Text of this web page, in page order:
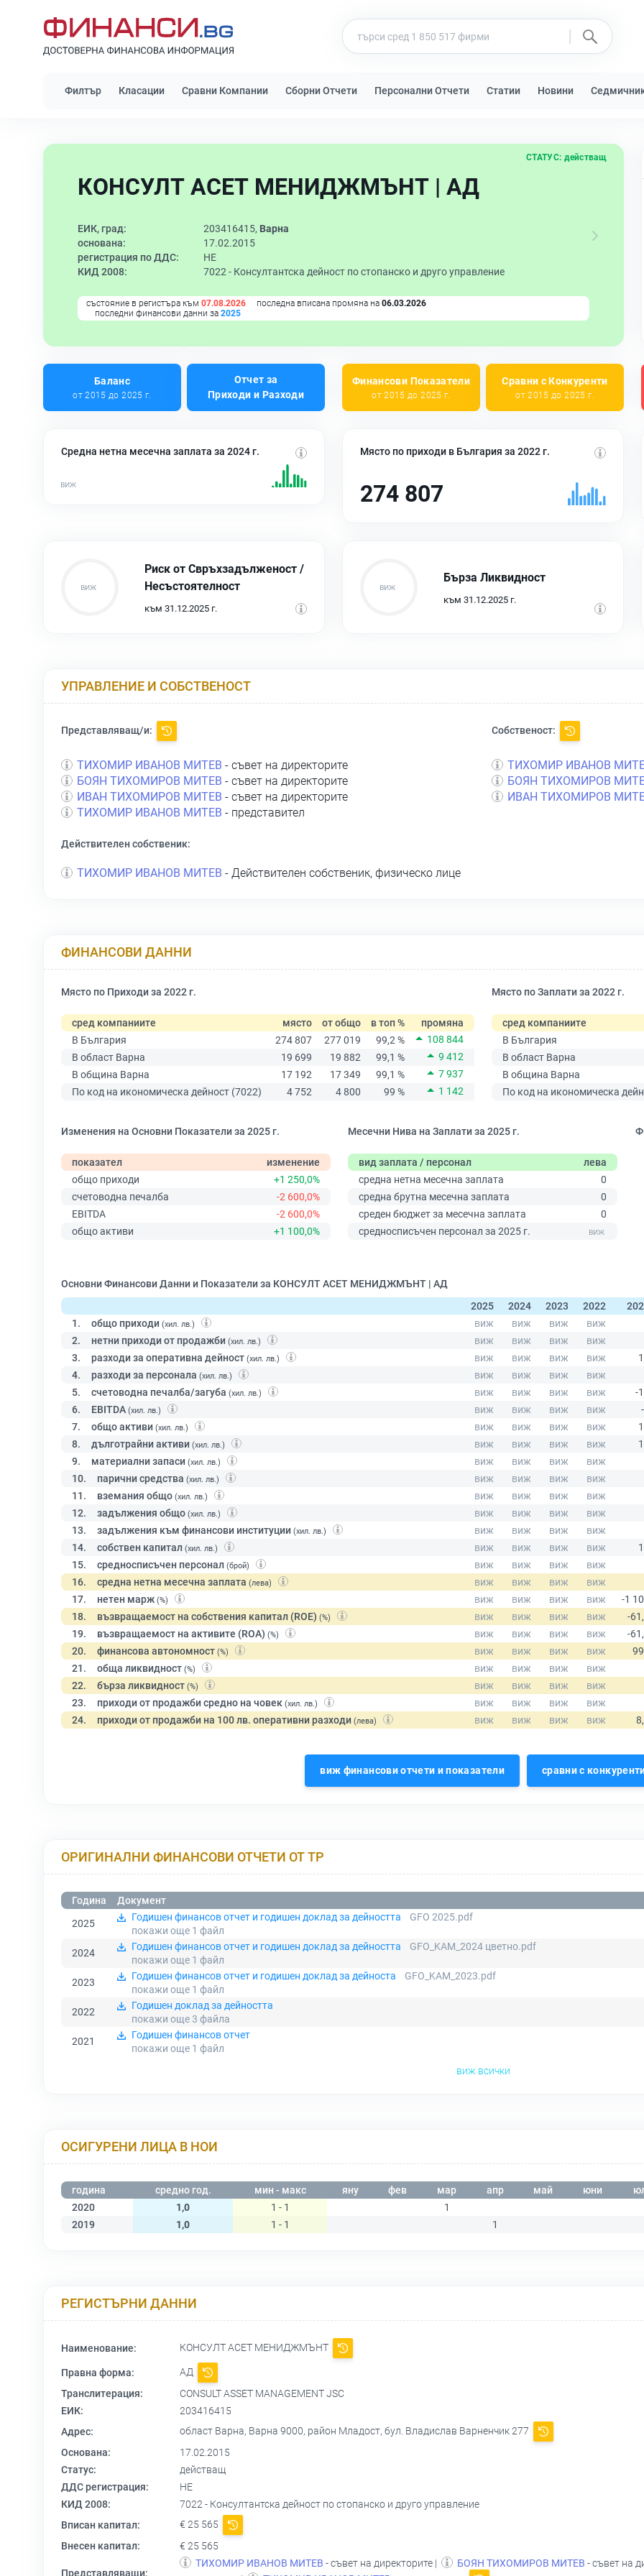
Филтър Класации Сравни Компании Сборни Отчети Персонални Отчети Статии Новини
КОНСУЛТ АСЕТ МЕНИДЖМЪНТ | АД
СТАТУС: действащ
ЕИК, град: 203416415, Варна
основана:
17.02.2015
регистрация по ДДС:
НЕ
КИД 2008:
7022 - Консултантска дейност по стопанско и друго управление
състояние в регистъра към 07.08.2026 последна вписана промяна на 06.03.2026
последни финансови данни за 2025
Баланс
от 2015 до 2025 г.
Отчет за
Приходи и Разходи
Финансови Показатели
от 2015 до 2025 г.
Сравни с Конкуренти
от 2015 до 2025 г.
Средна нетна месечна заплата за 2024 г. Място по приходи в България за 2022 г.
274 807
Риск от Свръхзадълженост /
Несъстоятелност
към 31.12.2025 г.
Бърза Ликвидност
към 31.12.2025 г.
УПРАВЛЕНИЕ И СОБСТВЕНОСТ
Представляващ/и:
ТИХОМИР ИВАНОВ МИТЕВ - съвет на директорите
БОЯН ТИХОМИРОВ МИТЕВ - съвет на директорите
ИВАН ТИХОМИРОВ МИТЕВ - съвет на директорите
ТИХОМИР ИВАНОВ МИТЕВ - представител
Собственост:
ТИХОМИР ИВАНОВ
БОЯН ТИХОМИРОВ
ИВАН ТИХОМИРОВ
Действителен собственик:
ТИХОМИР ИВАНОВ МИТЕВ - Действителен собственик, физическо лице
ФИНАНСОВИ ДАННИ
Място по Приходи за 2022 г.
сред компаниите място от общо в топ %
промяна
В България
274 807 277 019 99,2 %
108 844
В област Варна
19 699 19 882 99,1 %
9 412
В община Варна
17 192 17 349 99,1 %
7 937
По код на икономическа дейност (7022)
4 752 4 800 99 % 1 142
Място по Заплати за 2022 г.
сред компаниите
В България
В област Варна
В община Варна
По код на икономическа
Изменения на Основни Показатели за 2025 г.
показател
изменение
общо приходи
+1 250,0%
счетоводна печалба
-2 600,0%
EBITDA
-2 600,0%
общо активи
+1 100,0%
Месечни Нива на Заплати за 2025 г.
вид заплата / персонал
лева
средна нетна месечна заплата
0
средна брутна месечна заплата
0
среден бюджет за месечна заплата
0
средносписъчен персонал за 2025 г.
Основни Финансови Данни и Показатели за КОНСУЛТ АСЕТ МЕНИДЖМЪНТ | АД
2025
2024 2023 2022
1.
общо приходи (хил. лв.)
2. нетни приходи от продажби (хил. лв.)
3. разходи за оперативна дейност (хил. лв.)
4. разходи за персонала (хил. лв.)
5. счетоводна печалба/загуба (хил. лв.)
6. EBITDA (хил. лв.)
7. общо активи (хил. лв.)
8. дълготрайни активи (хил. лв.)
9. материални запаси (хил. лв.)
10. парични средства (хил. лв.)
11. вземания общо (хил. лв.)
12. задължения общо (хил. лв.)
13. задължения към финансови институции (хил. лв.)
14. собствен капитал (хил. лв.)
15. средносписъчен персонал (брой)
16. средна нетна месечна заплата (лева)
17. нетен марж (%)
18. възвращаемост на собствения капитал (ROE) (%)
19. възвращаемост на активите (ROA) (%)
20. финансова автономност (%)
21. обща ликвидност (%)
22. бърза ликвидност (%)
23. приходи от продажби средно на човек (хил. лв.)
24. приходи от продажби на 100 лв. оперативни разходи (лева)
виж финансови отчети и показатели сравни с
ОРИГИНАЛНИ ФИНАНСОВИ ОТЧЕТИ ОТ ТР
Година
Документ
2025
Годишен финансов отчет и годишен доклад за дейността
GFO 2025.pdf
покажи още 1 файл
2024
Годишен финансов отчет и годишен доклад за дейността
GFO_KAM_2024 цветно.pdf
покажи още 1 файл
2023
Годишен финансов отчет и годишен доклад за дейноста
GFO_KAM_2023.pdf
покажи още 1 файл
2022
Годишен доклад за дейността
покажи още 3 файла
2021
Годишен финансов отчет
покажи още 1 файл
виж всички
ОСИГУРЕНИ ЛИЦА В НОИ
година средно год. мин - макс яну фев мар апр май юни
2020
1,0 1 - 1
1
2019
1,0 1 - 1 1
РЕГИСТЪРНИ ДАННИ
Наименование: КОНСУЛТ АСЕТ МЕНИДЖМЪНТ
Правна форма:
АД
Транслитерация:
CONSULT ASSET MANAGEMENT JSC
ЕИК:
203416415
Адрес:
област Варна, Варна 9000, район Младост, бул. Владислав Варненчик 277
Основана:
17.02.2015
Статус:
действащ
ДДС регистрация:
НЕ
КИД 2008:
7022 - Консултантска дейност по стопанско и друго управление
Вписан капитал:
€ 25 565
Внесен капитал:
€ 25 565
Представляващи:
ТИХОМИР ИВАНОВ МИТЕВ - съвет на директорите | БОЯН ТИХОМИРОВ МИТЕВ - съвет на